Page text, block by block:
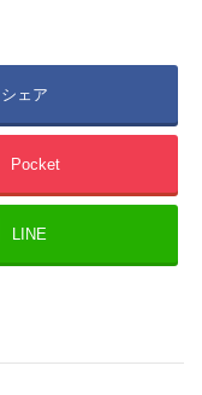
シェア
Pocket
LINE